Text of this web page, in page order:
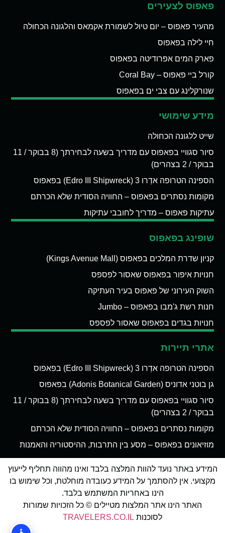
פאפוס לצעירים
מהעיר פאפוס – יום טיול לשמורת אקמאס והלגונה הכחולה
חיי לילה בפאפוס
פארק המים אפרודיטה בפאפוס
קורל ביי פאפוס – Coral Bay
שנורקלינג עם צבי ים בפאפוס
מידע שימושי
שייט ללגונה הכחולה
סיור סגוויי בפאפוס עם מדריך בשעה לבחירתך (8 בבוקר / 11
בבוקר / 2 בצהרים)
הספינה הטרופה אדְרו 3 (Edro III Shipwreck) בפאפוס
מקומות נסתרים בפאפוס – החוויה הסודית שלא הכרתם
עתיקות פאפוס – מדריך לחובבי עתיקות
שופינג בפאפוס
קניון שדרת המלכים בפאפוס (Kings Avenue Mall)
חנויות איפור בפאפוס שאסור לפספס
השוק העירוני של פאפוס בעיר העתיקה
חנות רשת ג'מבו בפאפוס – Jumbo
חנויות בגדים בפאפוס שאסור לפספס
אתרי תיירות
הספינה הטרופה אדְרו 3 (Edro III Shipwreck) בפאפוס
גן בוטני אדוניס (Adonis Botanical Garden) בפאפוס
סיור סגוויי בפאפוס עם מדריך בשעה לבחירתך (8 בבוקר / 11
בבוקר / 2 בצהרים)
מקומות נסתרים בפאפוס – החוויה הסודית שלא הכרתם
מוזיאונים בפאפוס – מסע בין התרבות, ההיסטוריה והאמנות
המידע באתר נועד להוות המלצה בלבד ואינו מהווה תחליף לייעוץ
מקצועי. אין להסתמך על המידע כעובדה מוחלטת, וכל שימוש בו
הינו באחריות המשתמש בלבד.
האתר הינו אתר המלצות מטיילים © כל הזכויות שמורות
לסוכנות TRAVELERS.CO.IL